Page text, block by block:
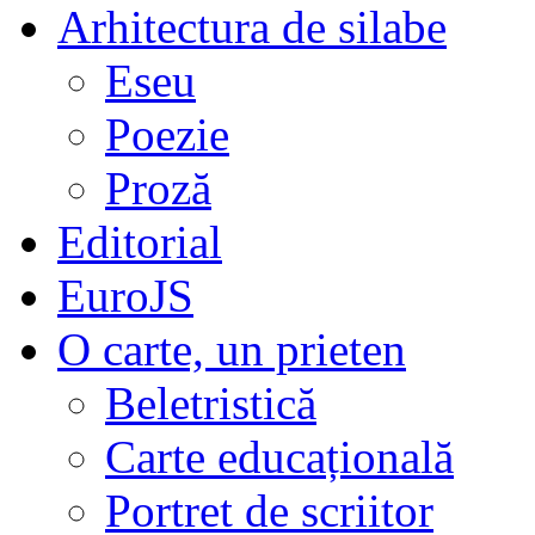
Arhitectura de silabe
Eseu
Poezie
Proză
Editorial
EuroJS
O carte, un prieten
Beletristică
Carte educațională
Portret de scriitor